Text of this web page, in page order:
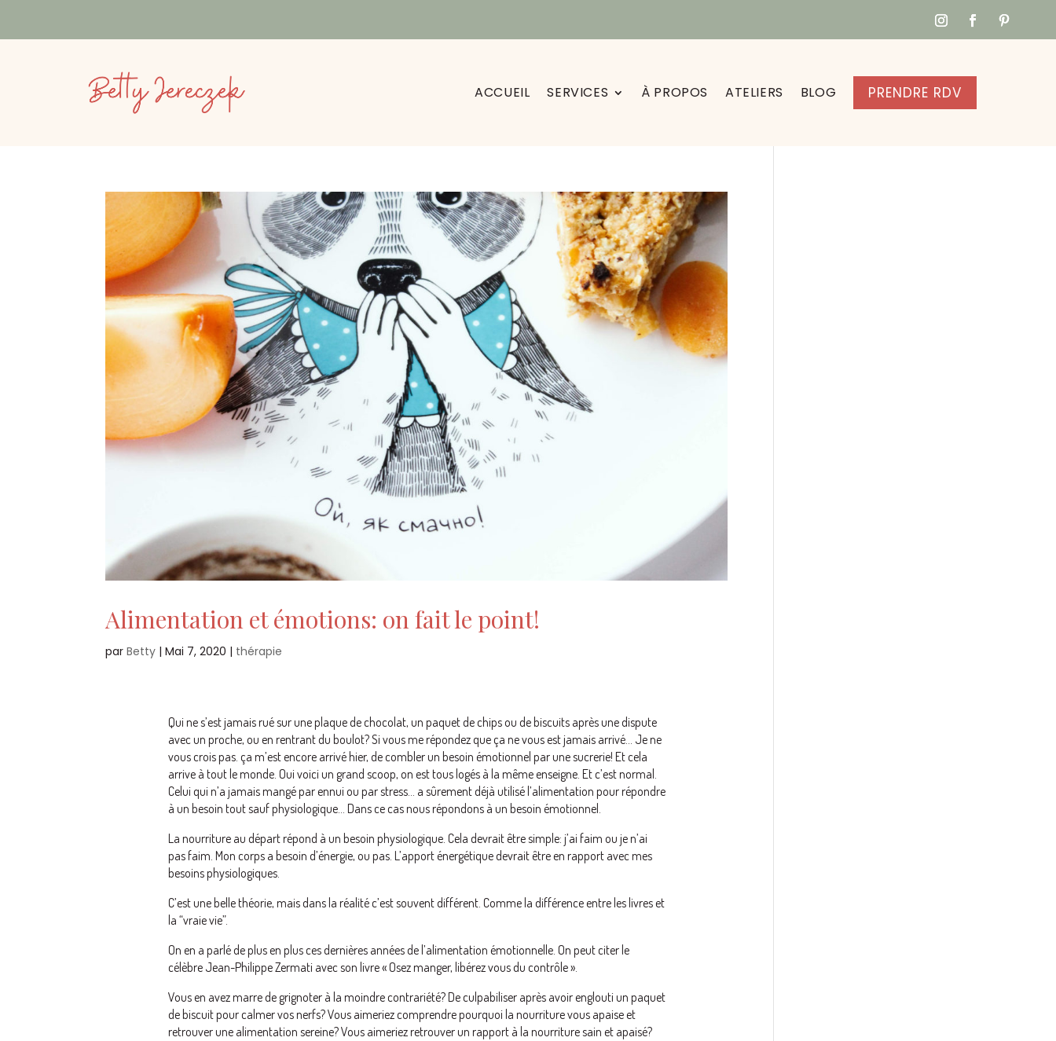
ACCUEIL SERVICES À PROPOS ATELIERS BLOG PRENDRE RDV
Alimentation et émotions: on fait le point!
parBetty |Mai 7, 2020 | thérapie
Qui ne s’est jamais rué sur une plaque de chocolat, un paquet de chips ou de biscuits après une dispute
avec un proche, ou en rentrant du boulot? Si vous me répondez que ça ne vous est jamais arrivé… Je ne
vous crois pas. ça m’est encore arrivé hier, de combler un besoin émotionnel par une sucrerie! Et cela
arrive à tout le monde. Oui voici un grand scoop, on est tous logés à la même enseigne. Et c’est normal.
Celui qui n’a jamais mangé par ennui ou par stress… a sûrement déjà utilisé l’alimentation pour répondre
à un besoin tout sauf physiologique… Dans ce cas nous répondons à un besoin émotionnel.
La nourriture au départ répond à un besoin physiologique. Cela devrait être simple: j’ai faim ou je n’ai
pas faim. Mon corps a besoin d’énergie, ou pas. L’apport énergétique devrait être en rapport avec mes
besoins physiologiques.
C’est une belle théorie, mais dans la réalité c’est souvent différent. Comme la différence entre les livres et
la “vraie vie”.
On en a parlé de plus en plus ces dernières années de l’alimentation émotionnelle. On peut citer le
célèbre Jean-Philippe Zermati avec son livre « Osez manger, libérez vous du contrôle ».
Vous en avez marre de grignoter à la moindre contrariété? De culpabiliser après avoir englouti un paquet
de biscuit pour calmer vos nerfs? Vous aimeriez comprendre pourquoi la nourriture vous apaise et
retrouver une alimentation sereine? Vous aimeriez retrouver un rapport à la nourriture sain et apaisé?